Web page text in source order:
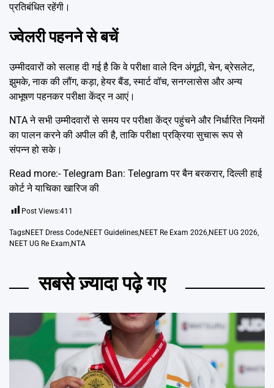
प्रतिबंधित रहेंगी।
ज्वेलरी पहनने से बचें
उम्मीदवारों को सलाह दी गई है कि वे परीक्षा वाले दिन अंगूठी, चेन, ब्रेसलेट,
झुमके, नाक की लौंग, कड़ा, हेयर बैंड, स्मार्ट वॉच, सनग्लासेस और अन्य
आभूषण पहनकर परीक्षा केंद्र न आएं।
NTA ने सभी उम्मीदवारों से समय पर परीक्षा केंद्र पहुंचने और निर्धारित नियमों
का पालन करने की अपील की है, ताकि परीक्षा प्रक्रिया सुचारू रूप से
संपन्न हो सके।
Read more:-Telegram Ban: Telegram पर बैन बरकरार, दिल्ली हाई
कोर्ट ने याचिका खारिज की
Post Views:411
TagsNEET Dress Code,NEET Guidelines,NEET Re Exam 2026,NEET UG 2026,
NEET UG Re Exam,NTA
सबसे ज़्यादा पढ़े गए